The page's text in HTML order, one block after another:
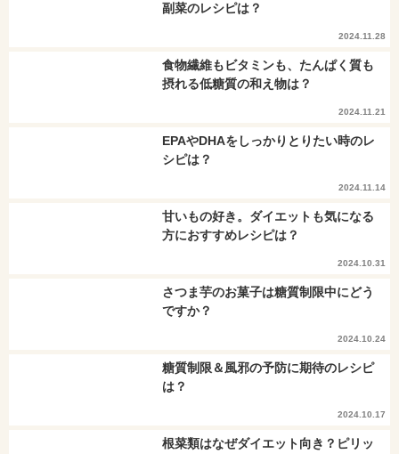
副菜のレシピは？
2024.11.28
食物繊維もビタミンも、たんぱく質も
摂れる低糖質の和え物は？
2024.11.21
EPAやDHAをしっかりとりたい時のレ
シピは？
2024.11.14
甘いもの好き。ダイエットも気になる
方におすすめレシピは？
2024.10.31
さつま芋のお菓子は糖質制限中にどう
ですか？
2024.10.24
糖質制限＆風邪の予防に期待のレシピ
は？
2024.10.17
根菜類はなぜダイエット向き？ピリッ